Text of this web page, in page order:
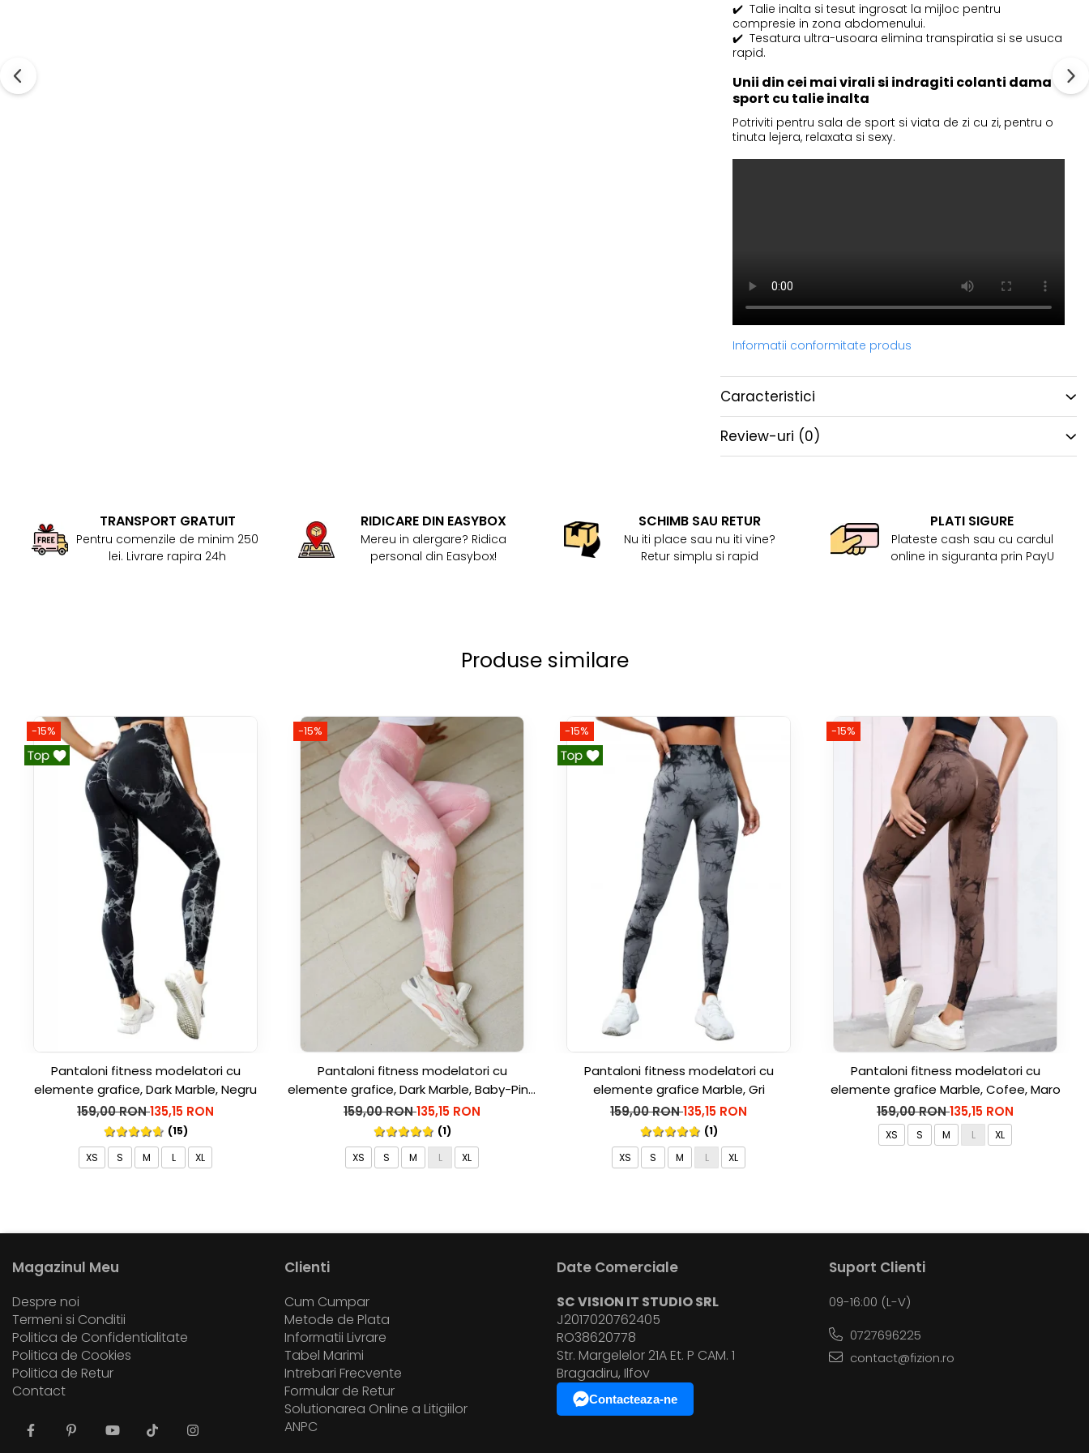
✔️ Talie inalta si tesut ingrosat la mijloc pentru
compresie in zona abdomenului.
✔️ Tesatura ultra-usoara elimina transpiratia si se usuca
rapid.
Unii din cei mai virali si indragiti colanti dama
sport cu talie inalta
Potriviti pentru sala de sport si viata de zi cu zi, pentru o
tinuta lejera, relaxata si sexy.
Informatii conformitate produs
Caracteristici
Review-uri (0)
TRANSPORT GRATUIT
Pentru comenzile de minim 250
lei. Livrare rapira 24h
RIDICARE DIN EASYBOX
Mereu in alergare? Ridica
personal din Easybox!
SCHIMB SAU RETUR
Nu iti place sau nu iti vine?
Retur simplu si rapid
PLATI SIGURE
Plateste cash sau cu cardul
online in siguranta prin PayU
Produse similare
-15%
Pantaloni fitness modelatori cu
elemente grafice, Dark Marble, Negru
159,00 RON135,15 RON
(15)
XS
S M L XL
-15%
Pantaloni fitness modelatori cu
elemente grafice, Dark Marble, Baby-Pink,
Roz
159,00 RON135,15 RON
(1)
XS
S M L XL
-15%
Pantaloni fitness modelatori cu
elemente grafice Marble, Gri
159,00 RON135,15 RON
(1)
XS
S M L XL
-15%
Pantaloni fitness modelatori cu
elemente grafice Marble, Cofee, Maro
159,00 RON135,15 RON
XS S M L XL
Magazinul Meu
Despre noi
Termeni si Conditii
Politica de Confidentialitate
Politica de Cookies
Politica de Retur
Contact
Clienti
Cum Cumpar
Metode de Plata
Informatii Livrare
Tabel Marimi
Intrebari Frecvente
Formular de Retur
Solutionarea Online a Litigiilor
ANPC
Date Comerciale
SC VISION IT STUDIO SRL
J2017020762405
RO38620778
Str. Margelelor 21A Et. P CAM. 1
Bragadiru, Ilfov
Contacteaza-ne
Suport Clienti
09-16:00 (L-V)
0727696225
contact@fizion.ro